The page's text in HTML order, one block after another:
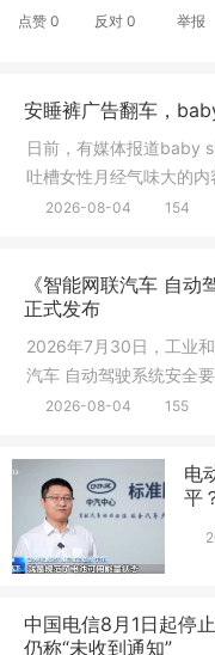
点赞 0 反对 0 举报
安睡裤广告翻车，
日前，有媒体报道baby
吐槽女性月经气味大的
清楚投放
2026-08-04 154
《智能网联汽车 自
正式发布
2026年7月30日，工业
汽车 自动驾驶系统安全
准由国家市
2026-08-04 155
电
平
中国电信8月1日起停
仍称“未收到通知”